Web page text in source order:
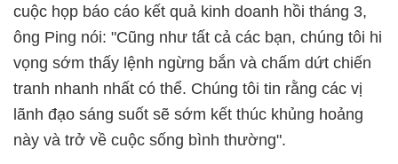
cuộc họp báo cáo kết quả kinh doanh hồi tháng 3,
ông Ping nói: "Cũng như tất cả các bạn, chúng tôi hi
vọng sớm thấy lệnh ngừng bắn và chấm dứt chiến
tranh nhanh nhất có thể. Chúng tôi tin rằng các vị
lãnh đạo sáng suốt sẽ sớm kết thúc khủng hoảng
này và trở về cuộc sống bình thường".